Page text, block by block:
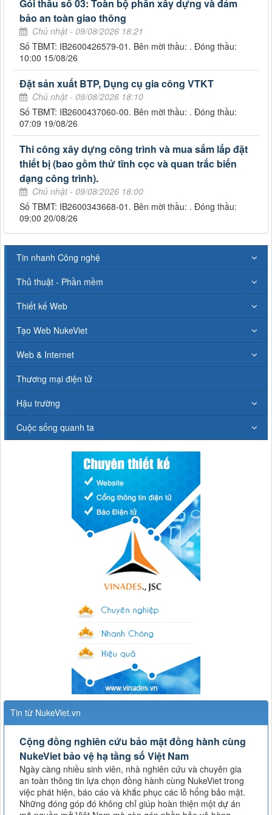
Gói thầu số 03: Toàn bộ phần xây dựng và đảm
bảo an toàn giao thông
Chủ nhật - 09/08/2026 18:21
Số TBMT: IB2600426579-01. Bên mời thầu: . Đóng thầu:
10:00 15/08/26
Đặt sản xuất BTP, Dụng cụ gia công VTKT
Chủ nhật - 09/08/2026 18:10
Số TBMT: IB2600437060-00. Bên mời thầu: . Đóng thầu:
07:09 19/08/26
Thi công xây dựng công trình và mua sắm lắp đặt
thiết bị (bao gồm thử tĩnh cọc và quan trắc biến
dạng công trình).
Chủ nhật - 09/08/2026 18:00
Số TBMT: IB2600343668-01. Bên mời thầu: . Đóng thầu:
09:00 20/08/26
Tin nhanh Công nghệ
Thủ thuật - Phần mềm
Thiết kế Web
Tạo Web NukeViet
Web & Internet
Thương mại điện tử
Hậu trường
Cuộc sống quanh ta
Tin từ NukeViet.vn
Cộng đồng nghiên cứu bảo mật đồng hành cùng
NukeViet bảo vệ hạ tầng số Việt Nam
Ngày càng nhiều sinh viên, nhà nghiên cứu và chuyên gia
an toàn thông tin lựa chọn đồng hành cùng NukeViet trong
việc phát hiện, báo cáo và khắc phục các lỗ hổng bảo mật.
Những đóng góp đó không chỉ giúp hoàn thiện một dự án